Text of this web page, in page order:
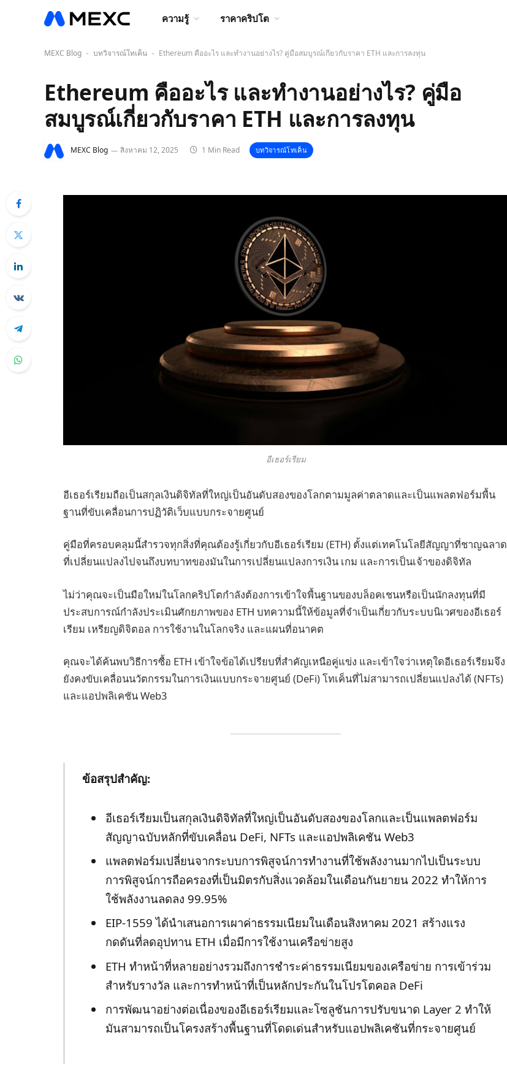
ความรู้ ราคาคริปโต
MEXC Blog - บทวิจารณ์โทเค็น - Ethereum คืออะไร และทำงานอย่างไร? คู่มือสมบูรณ์เกี่ยวกับราคา ETH และการลงทุน
Ethereum คืออะไร และทำงานอย่างไร? คู่มือ
สมบูรณ์เกี่ยวกับราคา ETH และการลงทุน
MEXC Blog สิงหาคม 12, 2025 1 Min Read บทวิจารณ์โทเค็น
อีเธอร์เรียม
อีเธอร์เรียมถือเป็นสกุลเงินดิจิทัลที่ใหญ่เป็นอันดับสองของโลกตามมูลค่าตลาดและเป็นแพลตฟอร์มพื้น
ฐานที่ขับเคลื่อนการปฏิวัติเว็บแบบกระจายศูนย์
คู่มือที่ครอบคลุมนี้สำรวจทุกสิ่งที่คุณต้องรู้เกี่ยวกับอีเธอร์เรียม (ETH) ตั้งแต่เทคโนโลยีสัญญาที่ชาญฉลาด
ที่เปลี่ยนแปลงไปจนถึงบทบาทของมันในการเปลี่ยนแปลงการเงิน เกม และการเป็นเจ้าของดิจิทัล
ไม่ว่าคุณจะเป็นมือใหม่ในโลกคริปโตกำลังต้องการเข้าใจพื้นฐานของบล็อคเชนหรือเป็นนักลงทุนที่มี
ประสบการณ์กำลังประเมินศักยภาพของ ETH บทความนี้ให้ข้อมูลที่จำเป็นเกี่ยวกับระบบนิเวศของอีเธอร์
เรียม เหรียญดิจิตอล การใช้งานในโลกจริง และแผนที่อนาคต
คุณจะได้ค้นพบวิธีการซื้อ ETH เข้าใจข้อได้เปรียบที่สำคัญเหนือคู่แข่ง และเข้าใจว่าเหตุใดอีเธอร์เรียมจึง
ยังคงขับเคลื่อนนวัตกรรมในการเงินแบบกระจายศูนย์ (DeFi) โทเค็นที่ไม่สามารถเปลี่ยนแปลงได้ (NFTs)
และแอปพลิเคชัน Web3
ข้อสรุปสำคัญ:
อีเธอร์เรียมเป็นสกุลเงินดิจิทัลที่ใหญ่เป็นอันดับสองของโลกและเป็นแพลตฟอร์ม
สัญญาฉบับหลักที่ขับเคลื่อน DeFi, NFTs และแอปพลิเคชัน Web3
แพลตฟอร์มเปลี่ยนจากระบบการพิสูจน์การทำงานที่ใช้พลังงานมากไปเป็นระบบ
การพิสูจน์การถือครองที่เป็นมิตรกับสิ่งแวดล้อมในเดือนกันยายน 2022 ทำให้การ
ใช้พลังงานลดลง 99.95%
EIP-1559 ได้นำเสนอการเผาค่าธรรมเนียมในเดือนสิงหาคม 2021 สร้างแรง
กดดันที่ลดอุปทาน ETH เมื่อมีการใช้งานเครือข่ายสูง
ETH ทำหน้าที่หลายอย่างรวมถึงการชำระค่าธรรมเนียมของเครือข่าย การเข้าร่วม
สำหรับรางวัล และการทำหน้าที่เป็นหลักประกันในโปรโตคอล DeFi
การพัฒนาอย่างต่อเนื่องของอีเธอร์เรียมและโซลูชันการปรับขนาด Layer 2 ทำให้
มันสามารถเป็นโครงสร้างพื้นฐานที่โดดเด่นสำหรับแอปพลิเคชันที่กระจายศูนย์